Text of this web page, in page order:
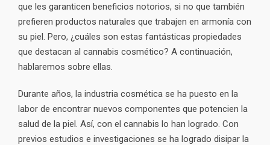
que les garanticen beneficios notorios, si no que también
prefieren productos naturales que trabajen en armonía con
su piel. Pero, ¿cuáles son estas fantásticas propiedades
que destacan al cannabis cosmético? A continuación,
hablaremos sobre ellas.
Durante años, la industria cosmética se ha puesto en la
labor de encontrar nuevos componentes que potencien la
salud de la piel. Así, con el cannabis lo han logrado. Con
previos estudios e investigaciones se ha logrado disipar la